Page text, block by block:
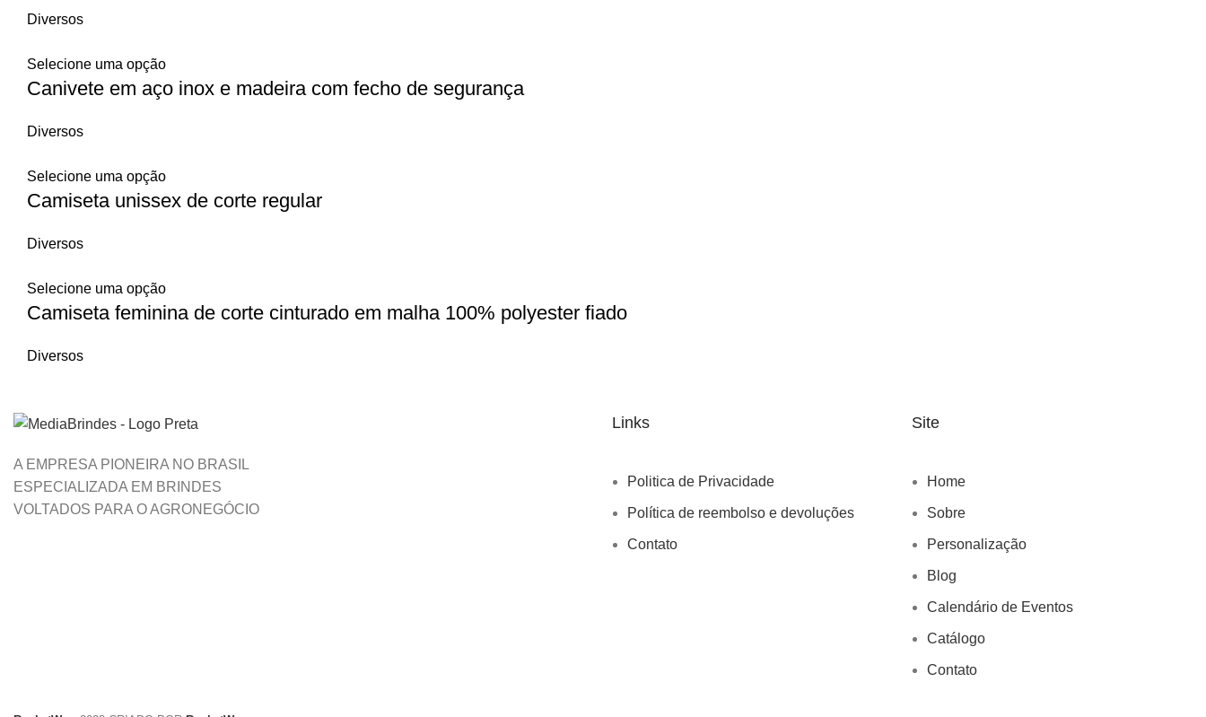
Diversos
Selecione uma opção
Canivete em aço inox e madeira com fecho de segurança
Diversos
Selecione uma opção
Camiseta unissex de corte regular
Diversos
Selecione uma opção
Camiseta feminina de corte cinturado em malha 100% polyester fiado
Diversos
A EMPRESA PIONEIRA NO BRASIL
ESPECIALIZADA EM BRINDES
VOLTADOS PARA O AGRONEGÓCIO
Links
Politica de Privacidade
Política de reembolso e devoluções
Contato
Site
Home
Sobre
Personalização
Blog
Calendário de Eventos
Catálogo
Contato